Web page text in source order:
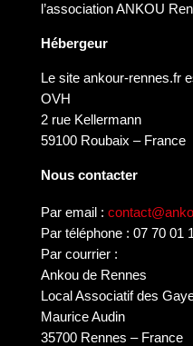
l’association ANKOU
Hébergeur
Le site ankour-rennes.fr
OVH
2 rue Kellermann
59100 Roubaix – France
Nous contacter
Par email :
Par téléphone : 07 70 01
Par courrier :
Ankou de Rennes
Local Associatif des
Maurice Audin
35700 Rennes – France